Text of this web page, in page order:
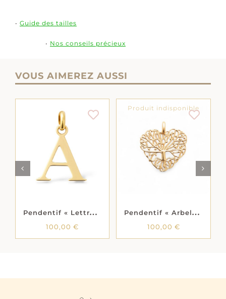
• Guide des tailles
• Nos conseils précieux
VOUS AIMEREZ AUSSI
P
endentif « Lettre » – Plaqué or
100,00€
Produit indisponible
DÉTAILS
P
endentif « Arbelya » – Plaqué or
100,00 €
AJOUTER AU
PANIER
/ DÉTAILS